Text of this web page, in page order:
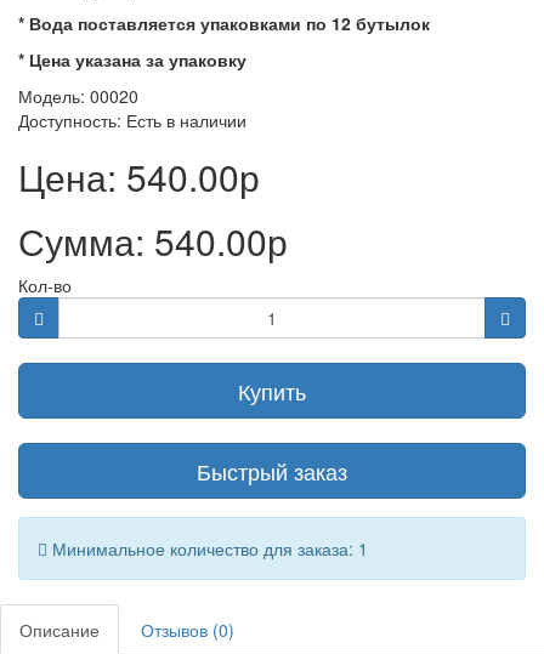
* Вода поставляется упаковками по 12 бутылок
* Цена указана за упаковку
Модель: 00020
Доступность: Есть в наличии
Цена: 540.00р
Сумма: 540.00р
Кол-во
Купить
Быстрый заказ
Минимальное количество для заказа: 1
Описание
Отзывов (0)